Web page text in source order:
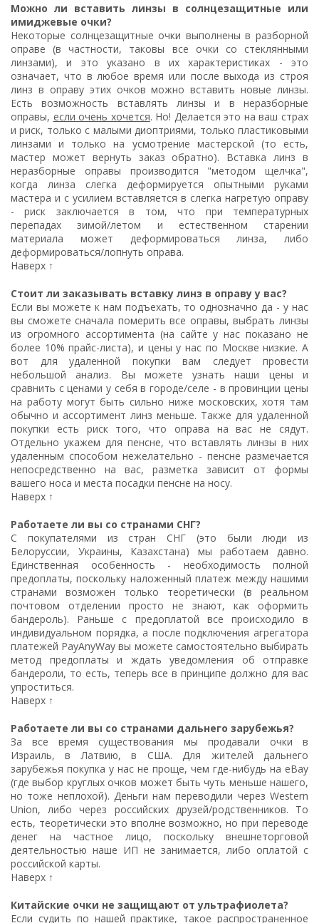
Можно ли вставить линзы в солнцезащитные или
имиджевые очки?
Некоторые солнцезащитные очки выполнены в разборной
оправе (в частности, таковы все очки со стеклянными
линзами), и это указано в их характеристиках - это
означает, что в любое время или после выхода из строя
линз в оправу этих очков можно вставить новые линзы.
Есть возможность вставлять линзы и в неразборные
оправы, если очень хочется. Но! Делается это на ваш страх
и риск, только с малыми диоптриями, только пластиковыми
линзами и только на усмотрение мастерской (то есть,
мастер может вернуть заказ обратно). Вставка линз в
неразборные оправы производится "методом щелчка",
когда линза слегка деформируется опытными руками
мастера и с усилием вставляется в слегка нагретую оправу
- риск заключается в том, что при температурных
перепадах зимой/летом и естественном старении
материала может деформироваться линза, либо
деформироваться/лопнуть оправа.
Наверх ↑
Стоит ли заказывать вставку линз в оправу у вас?
Если вы можете к нам подъехать, то однозначно да - у нас
вы сможете сначала померить все оправы, выбрать линзы
из огромного ассортимента (на сайте у нас показано не
более 10% прайс-листа), и цены у нас по Москве низкие. А
вот для удаленной покупки вам следует провести
небольшой анализ. Вы можете узнать наши цены и
сравнить с ценами у себя в городе/селе - в провинции цены
на работу могут быть сильно ниже московских, хотя там
обычно и ассортимент линз меньше. Также для удаленной
покупки есть риск того, что оправа на вас не сядут.
Отдельно укажем для пенсне, что вставлять линзы в них
удаленным способом нежелательно - пенсне размечается
непосредственно на вас, разметка зависит от формы
вашего носа и места посадки пенсне на носу.
Наверх ↑
Работаете ли вы со странами СНГ?
С покупателями из стран СНГ (это были люди из
Белоруссии, Украины, Казахстана) мы работаем давно.
Единственная особенность - необходимость полной
предоплаты, поскольку наложенный платеж между нашими
странами возможен только теоретически (в реальном
почтовом отделении просто не знают, как оформить
бандероль). Раньше с предоплатой все происходило в
индивидуальном порядка, а после подключения агрегатора
платежей PayAnyWay вы можете самостоятельно выбирать
метод предоплаты и ждать уведомления об отправке
бандероли, то есть, теперь все в принципе должно для вас
упроститься.
Наверх ↑
Работаете ли вы со странами дальнего зарубежья?
За все время существования мы продавали очки в
Израиль, в Латвию, в США. Для жителей дальнего
зарубежья покупка у нас не проще, чем где-нибудь на eBay
(где выбор круглых очков может быть чуть меньше нашего,
но тоже неплохой). Деньги нам переводили через Western
Union, либо через российских друзей/родственников. То
есть, теоретически это вполне возможно, но при переводе
денег на частное лицо, поскольку внешнеторговой
деятельностью наше ИП не занимается, либо оплатой с
российской карты.
Наверх ↑
Китайские очки не защищают от ультрафиолета?
Если судить по нашей практике, такое распространенное